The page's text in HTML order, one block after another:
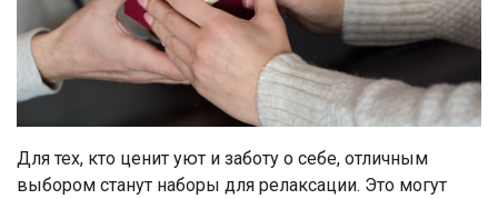
Для тех, кто ценит уют и заботу о себе, отличным
выбором станут наборы для релаксации. Это могут